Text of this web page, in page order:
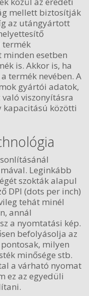
mellett biztosítják
az utángyártott
termék
minden esetben
is. Akkor is, ha
termék nevében. A
gyártói adatok,
viszonyításra
kapacitású közötti
Leginkább
szokták alapul
DPI (dots per inch)
tehát minél
annál
a nyomtatási kép.
befolyásolja az
milyen
minősége stb.
a várható nyomat
ez az egyedüli